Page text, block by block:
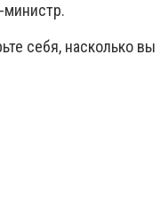
себя, насколько вы